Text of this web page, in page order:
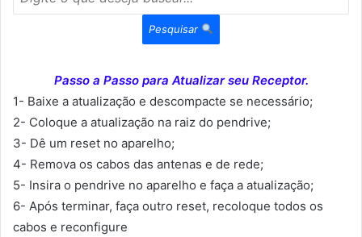
Pesquisar
Passo a Passo para Atualizar seu Receptor.
1- Baixe a atualização e descompacte se necessário;
2- Coloque a atualização na raiz do pendrive;
3- Dê um reset no aparelho;
4- Remova os cabos das antenas e de rede;
5- Insira o pendrive no aparelho e faça a atualização;
6- Após terminar, faça outro reset, recoloque todos os
cabos e reconfigure